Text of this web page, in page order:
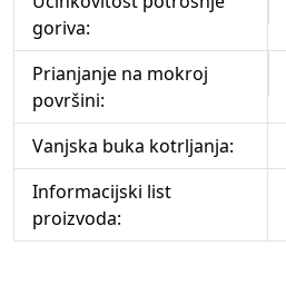
goriva:
Prianjanje na mokroj
površini:
Vanjska buka kotrljanja:
Informacijski list
proizvoda: